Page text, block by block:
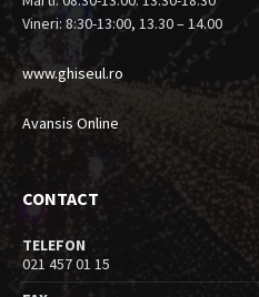
Vineri: 8:30-13:00, 13.30 – 14.00
www.ghiseul.ro
Avansis Online
CONTACT
TELEFON
021 457 01 15